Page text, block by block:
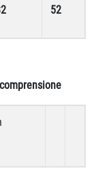
52